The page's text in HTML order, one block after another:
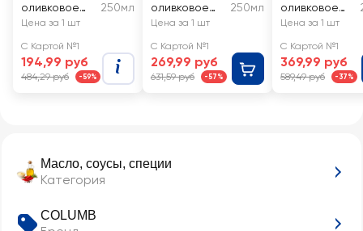
Масло, соусы, специи
Категория
COLUMB
оливковое
COLUMB с
им уксусом и
травами,
рафинирова
250мл
Цена за 1 шт
С Картой №1
194,99 руб
484,29 руб -59%
оливковое
ITLV
нное, с
добавлением
масел
250мл
Цена за 1 шт
С Картой №1
269,99 руб
631,59 руб -57%
оливковое
FILIPPO BERIO
нное
Цена за 1 шт
С Картой №1
369,99 руб
589,49 руб -37%